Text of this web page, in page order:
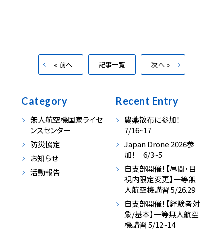
« 前へ 記事一覧 次へ »
Category
無人航空機国家ライセ
ンスセンター
防災協定
お知らせ
活動報告
Recent Entry
農薬散布に参加！
7/16~17
Japan Drone 2026参
加！ 6/3~5
自支部開催！【昼間・目
視内限定変更】一等無
人航空機講習 5/26.29
自支部開催！【経験者対
象/基本】一等無人航空
機講習 5/12~14